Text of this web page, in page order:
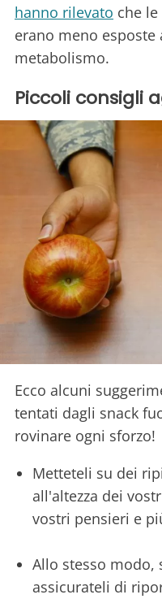
hanno rilevato che
erano meno esposte
metabolismo.
Piccoli consigli
Ecco alcuni
tentati dagli snack
rovinare ogni sforzo!
Metteteli su dei
all'altezza dei
vostri pensieri e
Allo stesso modo,
assicurateli di